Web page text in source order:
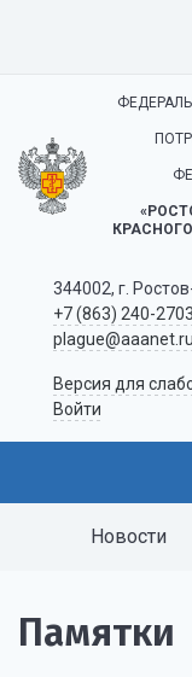
344002, г.
+7 (863) 240-2703
plague@aaanet.ru
Версия для
Войти
Новости
Памятки